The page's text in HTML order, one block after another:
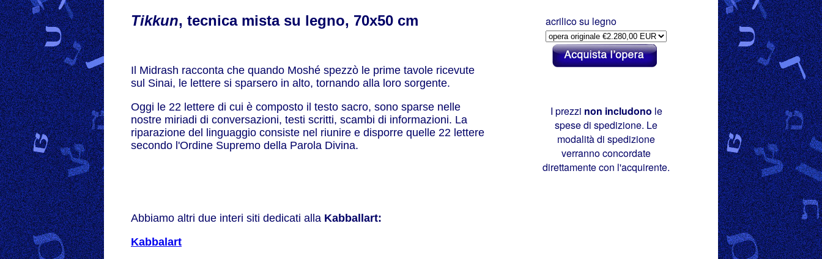
Tikkun, tecnica mista su legno, 70x50 cm
Il Midrash racconta che quando Moshé spezzò le prime tavole ricevute
sul Sinai, le lettere si sparsero in alto, tornando alla loro sorgente.
Oggi le 22 lettere di cui è composto il testo sacro, sono sparse nelle
nostre miriadi di conversazioni, testi scritti, scambi di informazioni. La
riparazione del linguaggio consiste nel riunire e disporre quelle 22 lettere
secondo l'Ordine Supremo della Parola Divina.
Abbiamo altri due interi siti dedicati alla Kabballart:
Kabbalart
acrilico su legno
I prezzi non includono le
spese di spedizione. Le
modalità di spedizione
verranno concordate
direttamente con l'acquirente.